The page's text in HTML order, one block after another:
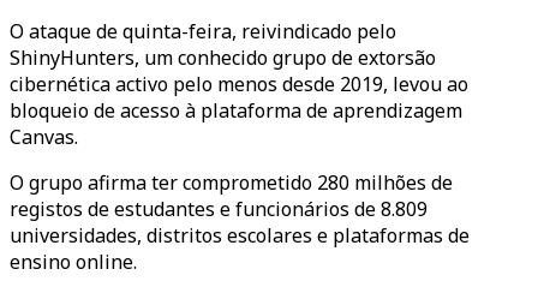
O ataque de quinta-feira, reivindicado pelo
ShinyHunters, um conhecido grupo de extorsão
cibernética activo pelo menos desde 2019, levou ao
bloqueio de acesso à plataforma de aprendizagem
Canvas.
O grupo afirma ter comprometido 280 milhões de
registos de estudantes e funcionários de 8.809
universidades, distritos escolares e plataformas de
ensino online.